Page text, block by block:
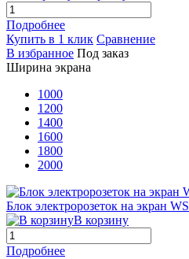
Подробнее
Купить в 1 клик Сравнение
В избранное Под заказ
Ширина экрана
1000
1200
1400
1600
1800
2000
Блок электророзеток на экран WS
В корзину
Подробнее